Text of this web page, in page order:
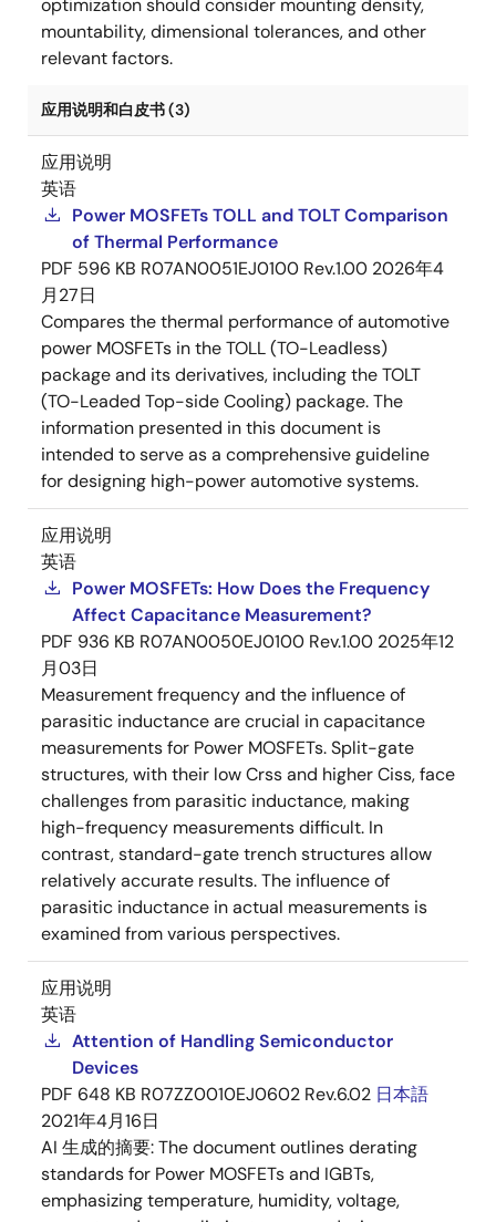
optimization should consider mounting density,
mountability, dimensional tolerances, and other
relevant factors.
应用说明和白皮书 (3)
应用说明
英语
Power MOSFETs TOLL and TOLT Comparison
of Thermal Performance
PDF 596 KB R07AN0051EJ0100 Rev.1.00 2026年4
月27日
Compares the thermal performance of automotive
power MOSFETs in the TOLL (TO-Leadless)
package and its derivatives, including the TOLT
(TO-Leaded Top-side Cooling) package. The
information presented in this document is
intended to serve as a comprehensive guideline
for designing high-power automotive systems.
应用说明
英语
Power MOSFETs: How Does the Frequency
Affect Capacitance Measurement?
PDF 936 KB R07AN0050EJ0100 Rev.1.00 2025年12
月03日
Measurement frequency and the influence of
parasitic inductance are crucial in capacitance
measurements for Power MOSFETs. Split-gate
structures, with their low Crss and higher Ciss, face
challenges from parasitic inductance, making
high-frequency measurements difficult. In
contrast, standard-gate trench structures allow
relatively accurate results. The influence of
parasitic inductance in actual measurements is
examined from various perspectives.
应用说明
英语
Attention of Handling Semiconductor
Devices
PDF 648 KB R07ZZ0010EJ0602 Rev.6.02 日本語
2021年4月16日
AI 生成的摘要:The document outlines derating
standards for Power MOSFETs and IGBTs,
emphasizing temperature, humidity, voltage,